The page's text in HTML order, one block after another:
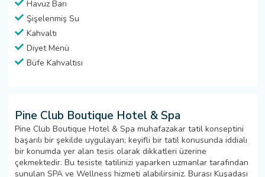
Havuz Barı
Şişelenmiş Su
Kahvaltı
Diyet Menü
Büfe Kahvaltısı
Pine Club Boutique Hotel & Spa
Pine Club Boutique Hotel & Spa muhafazakar tatil konseptini
başarılı bir şekilde uygulayan; keyifli bir tatil konusunda iddialı
bir konumda yer alan tesis olarak dikkatleri üzerine
çekmektedir. Bu tesiste tatilinizi yaparken uzmanlar tarafından
sunulan SPA ve Wellness hizmeti alabilirsiniz. Burası Kuşadası